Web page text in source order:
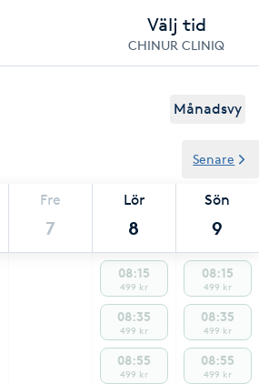
Välj tid
CHINUR CLINIQ
Månadsvy
Fre
7
Lör
8
Sön
9
Senare
08:15
499 kr
08:35
499 kr
08:55
499 kr
08:15
499 kr
08:35
499 kr
08:55
499 kr